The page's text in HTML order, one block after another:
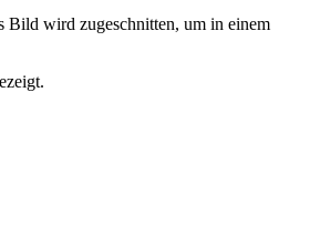
Bild wird zugeschnitten, um in einem